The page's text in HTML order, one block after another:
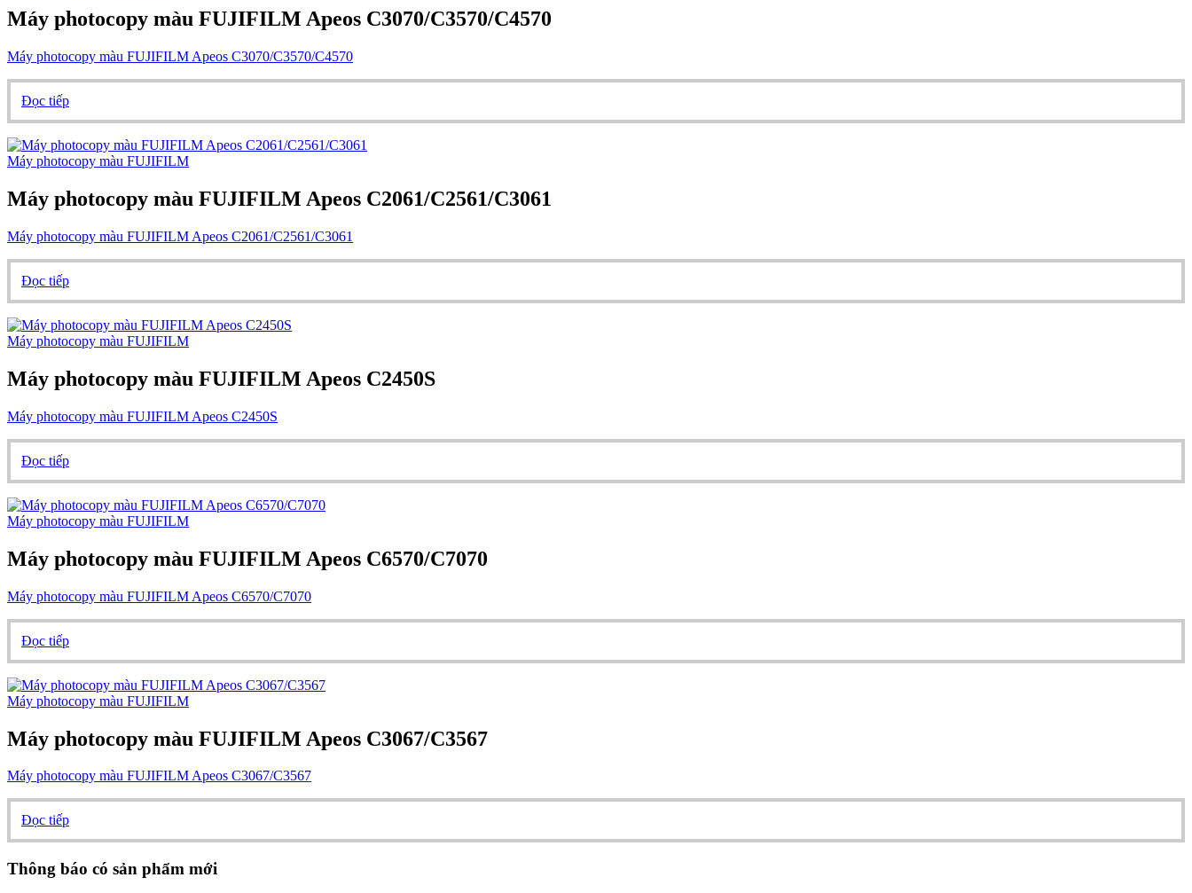
Máy photocopy màu FUJIFILM Apeos C3070/C3570/C4570
Máy photocopy màu FUJIFILM Apeos C3070/C3570/C4570
Đọc tiếp
Máy photocopy màu FUJIFILM
Máy photocopy màu FUJIFILM Apeos C2061/C2561/C3061
Máy photocopy màu FUJIFILM Apeos C2061/C2561/C3061
Đọc tiếp
Máy photocopy màu FUJIFILM
Máy photocopy màu FUJIFILM Apeos C2450S
Máy photocopy màu FUJIFILM Apeos C2450S
Đọc tiếp
Máy photocopy màu FUJIFILM
Máy photocopy màu FUJIFILM Apeos C6570/C7070
Máy photocopy màu FUJIFILM Apeos C6570/C7070
Đọc tiếp
Máy photocopy màu FUJIFILM
Máy photocopy màu FUJIFILM Apeos C3067/C3567
Máy photocopy màu FUJIFILM Apeos C3067/C3567
Đọc tiếp
Thông báo có sản phẩm mới